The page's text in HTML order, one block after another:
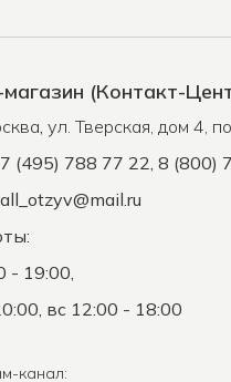
(Контакт-
, ул. Тверская, дом 4,
(495) 788 77 22, 8 (800)
- 19:00,
вс 12:00 - 18:00
канал: